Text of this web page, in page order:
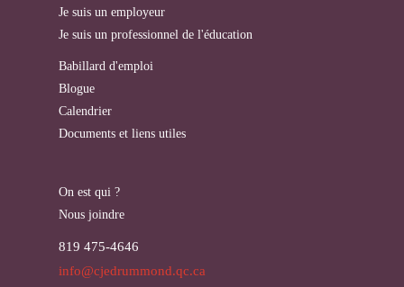
Je suis un employeur
Je suis un professionnel de l'éducation
Babillard d'emploi
Blogue
Calendrier
Documents et liens utiles
On est qui ?
Nous joindre
819 475-4646
info@cjedrummond.qc.ca